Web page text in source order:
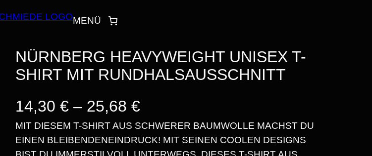
MENÜ
NÜRNBERG HEAVYWEIGHT UNISEX T-
SHIRT MIT RUNDHALSAUSSCHNITT
14,30 € – 25,68 €P
R
MIT DIESEM T-SHIRT AUS SCHWERER BAUMWOLLE MACHST DU
EINEN BLEIBENDENEINDRUCK! MIT SEINEN COOLEN DESIGNS